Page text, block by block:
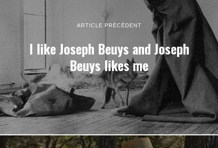
ARTICLE PRÉCÉDENT
I like Joseph Beuys and Joseph
Beuys likes me